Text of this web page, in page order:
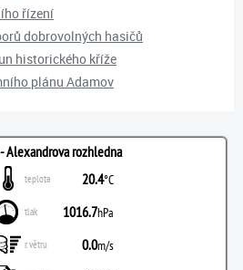
řízení
dobrovolných hasičů
historického kříže
plánu Adamov